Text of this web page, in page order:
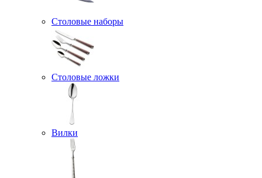
Столовые наборы
Столовые ложки
Вилки